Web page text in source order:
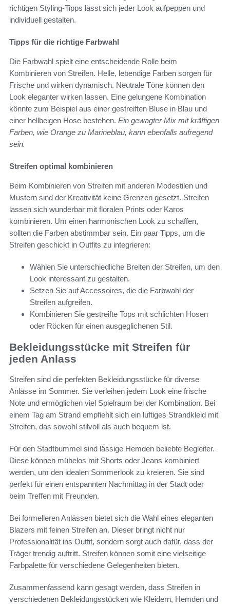
richtigen Styling-Tipps lässt sich jeder Look aufpeppen und
individuell gestalten.
Tipps für die richtige Farbwahl
Die Farbwahl spielt eine entscheidende Rolle beim
Kombinieren von Streifen. Helle, lebendige Farben sorgen für
Frische und wirken dynamisch. Neutrale Töne können den
Look eleganter wirken lassen. Eine gelungene Kombination
könnte zum Beispiel aus einer gestreiften Bluse in Blau und
einer hellbeigen Hose bestehen. Ein gewagter Mix mit kräftigen
Farben, wie Orange zu Marineblau, kann ebenfalls aufregend
sein.
Streifen optimal kombinieren
Beim Kombinieren von Streifen mit anderen Modestilen und
Mustern sind der Kreativität keine Grenzen gesetzt. Streifen
lassen sich wunderbar mit floralen Prints oder Karos
kombinieren. Um einen harmonischen Look zu schaffen,
sollten die Farben abstimmbar sein. Ein paar Tipps, um die
Streifen geschickt in Outfits zu integrieren:
Wählen Sie unterschiedliche Breiten der Streifen, um den
Look interessant zu gestalten.
Setzen Sie auf Accessoires, die die Farbwahl der
Streifen aufgreifen.
Kombinieren Sie gestreifte Tops mit schlichten Hosen
oder Röcken für einen ausgeglichenen Stil.
Bekleidungsstücke mit Streifen für
jeden Anlass
Streifen sind die perfekten Bekleidungsstücke für diverse
Anlässe im Sommer. Sie verleihen jedem Look eine frische
Note und ermöglichen viel Spielraum bei der Kombination. Bei
einem Tag am Strand empfiehlt sich ein luftiges Strandkleid mit
Streifen, das sowohl stilvoll als auch bequem ist.
Für den Stadtbummel sind lässige Hemden beliebte Begleiter.
Diese können mühelos mit Shorts oder Jeans kombiniert
werden, um den idealen Sommerlook zu kreieren. Sie sind
perfekt für einen entspannten Nachmittag in der Stadt oder
beim Treffen mit Freunden.
Bei formelleren Anlässen bietet sich die Wahl eines eleganten
Blazers mit feinen Streifen an. Dieser bringt nicht nur
Professionalität ins Outfit, sondern sorgt auch dafür, dass der
Träger trendig auftritt. Streifen können somit eine vielseitige
Farbpalette für verschiedene Gelegenheiten bieten.
Zusammenfassend kann gesagt werden, dass Streifen in
verschiedenen Bekleidungsstücken wie Kleidern, Hemden und